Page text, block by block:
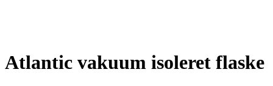
Atlantic vakuum isoleret flaske